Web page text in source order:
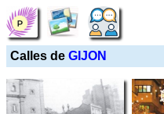
Calles de GIJON